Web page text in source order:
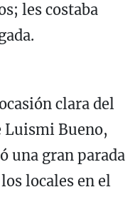
les costaba
clara del
Luismi Bueno,
una gran parada
locales en el